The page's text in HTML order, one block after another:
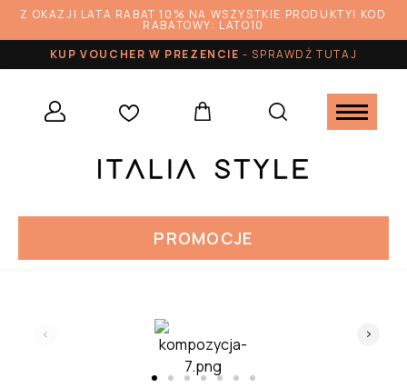
Z OKAZJI LATA RABAT 10% NA WSZYSTKIE PRODUKTY! KOD
RABATOWY: LATO10
KUP VOUCHER W PREZENCIE-SPRAWDŹ TUTAJ
PROMOCJE